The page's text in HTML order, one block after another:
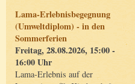
Lama-Erlebnisbegegnung
(Umweltdiplom) - in den
Sommerferien
Freitag, 28.08.2026, 15:00 -
16:00 Uhr
Lama-Erlebnis auf der